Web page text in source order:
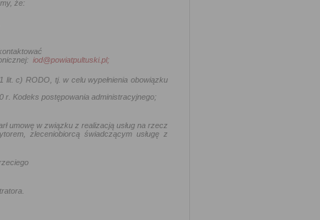
że:
iod@powiatpultuski.pl;
1 lit. c) RODO, tj.w celu wypełnienia obowiązku
r. Kodeks postępowania administracyjnego;
umowę w związku z realizacją usług na rzecz
zleceniobiorcą świadczącym usługę z